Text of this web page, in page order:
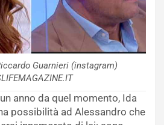
Guarnieri (instagram)
anno da quel momento, Ida
possibilità ad Alessandro che